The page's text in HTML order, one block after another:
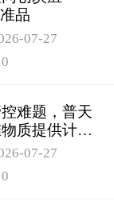
品
07-27
0
难题，普天
质提供计量
07-27
0